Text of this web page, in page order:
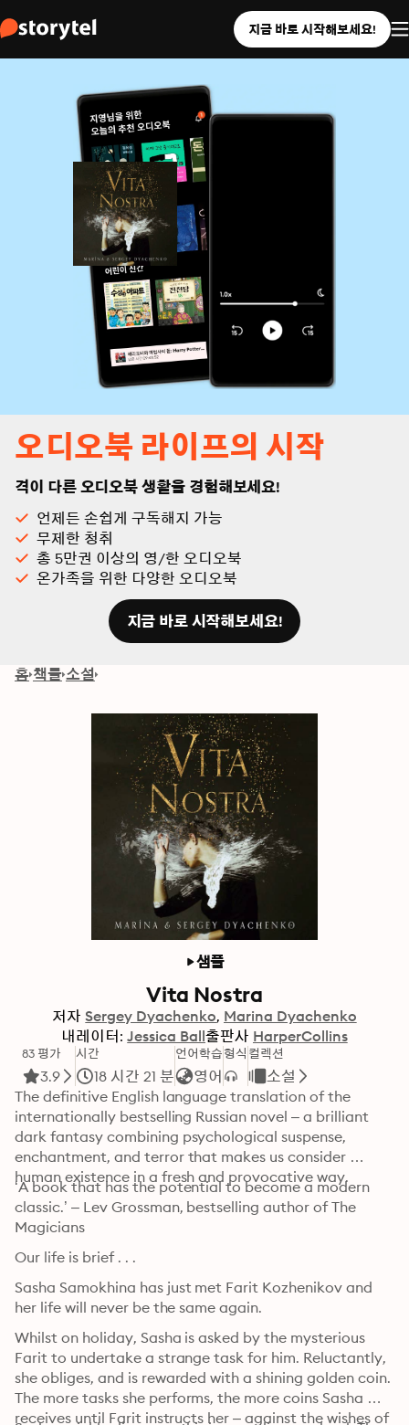
지금 바로 시작해보세요!
오디오북 라이프의 시작
격이 다른 오디오북 생활을 경험해보세요!
언제든 손쉽게 구독해지 가능
무제한 청취
총 5만권 이상의 영/한 오디오북
온가족을 위한 다양한 오디오북
지금 바로 시작해보세요!
홈 책들 소설
샘플
Vita Nostra
저자 Sergey Dyachenko Marina Dyachenko
내레이터: Jessica Ball출판사 HarperCollins
83 평가
3.9
시간
18 시간 21 분
언어학습
영어
형식 컬렉션
소설
The definitive English language translation of the
internationally bestselling Russian novel – a brilliant
dark fantasy combining psychological suspense,
enchantment, and terror that makes us consider
human existence in a fresh and provocative way.
‘A book that has the potential to become a modern
classic.’ – Lev Grossman, bestselling author of The
Magicians
Our life is brief . . .
Sasha Samokhina has just met Farit Kozhenikov and
her life will never be the same again.
Whilst on holiday, Sasha is asked by the mysterious
Farit to undertake a strange task for him. Reluctantly,
she obliges, and is rewarded with a shining golden coin.
The more tasks she performs, the more coins Sasha
receives until Farit instructs her – against the wishes of